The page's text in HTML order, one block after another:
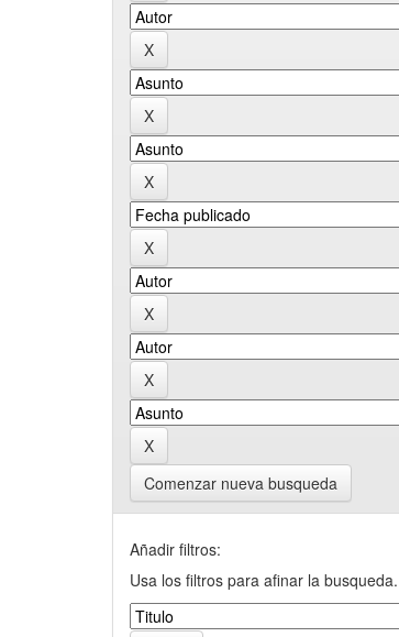
Comenzar nueva busqueda
Añadir filtros:
Usa los filtros para afinar la busqueda.